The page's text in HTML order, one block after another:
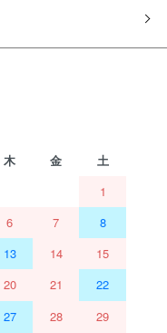
木 金
土
1
6 7
8
13 14
15
20 21
22
27 28
29